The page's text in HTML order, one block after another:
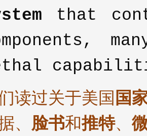
that
读过关于美国 国
、 脸书和推特、